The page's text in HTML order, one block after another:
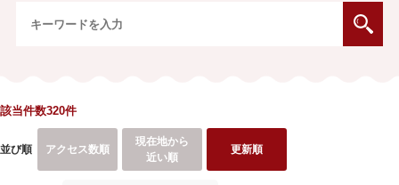
該当件数320件
並び順 アクセス数順
現在地から
近い順
更新順